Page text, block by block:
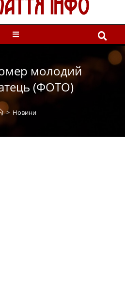
молодий
(ФОТО)
> Новини